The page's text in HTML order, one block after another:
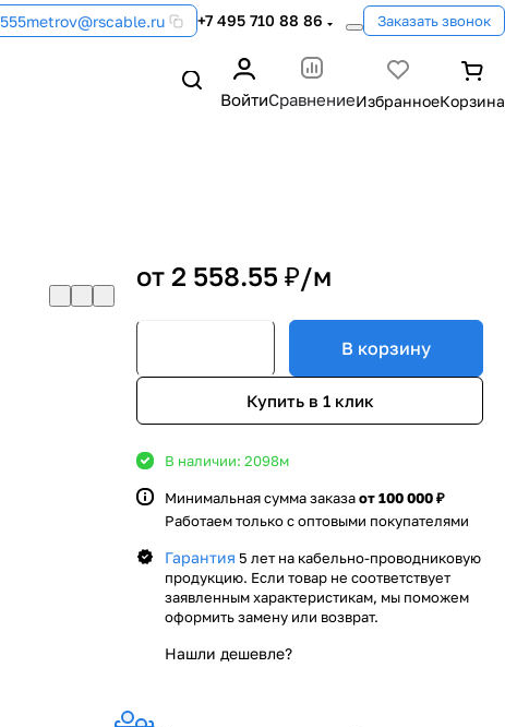
555metrov@rscable.ru +7 495 710 88 86 Заказать звонок
ВойтиСравнение
от 2 558.55 ₽/м
В корзину
Купить в 1 клик
В наличии: 2098м
Минимальная сумма заказаот 100 000 ₽
Работаем только с оптовыми покупателями
Гарантия 5 лет на кабельно-проводниковую
продукцию. Если товар не соответствует
заявленным характеристикам, мы поможем
оформить замену или возврат.
Нашли дешевле?